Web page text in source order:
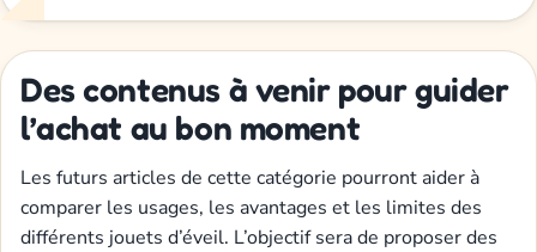
Des contenus à venir pour guider
l’achat au bon moment
Les futurs articles de cette catégorie pourront aider à
comparer les usages, les avantages et les limites des
différents jouets d’éveil. L’objectif sera de proposer des